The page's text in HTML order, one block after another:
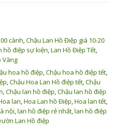
cành,Chậu Lan Hồ Điệp giá 10-20
hồ điệp sự kiện,Lan Hồ Điệp Tết,
Vàng
hoa hồ điệp,Chậu hoa hồ điệp tết,
,Chậu Hoa Lan Hồ điệp tết,Chậu
,Chậu lan hồ điệp,Chậu lan hồ điệp
lan,Hoa Lan hồ Điệp,Hoa lan tết,
nội,lan hồ điệp rẻ nhất,lan hồ điệp
Lan Hồ điệp